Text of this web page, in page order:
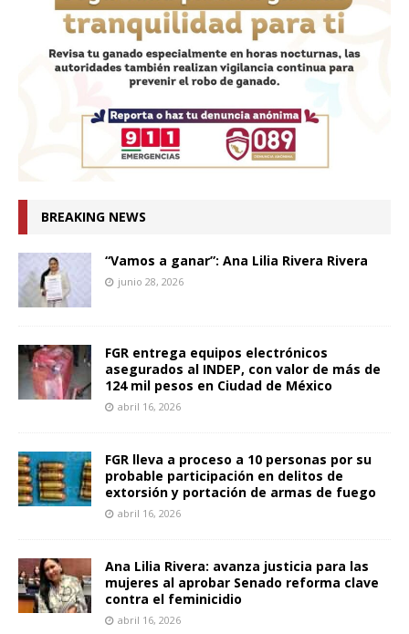
BREAKING NEWS
“Vamos a ganar”: Ana Lilia Rivera Rivera
junio 28, 2026
FGR entrega equipos electrónicos
asegurados al INDEP, con valor de más de
124 mil pesos en Ciudad de México
abril 16, 2026
FGR lleva a proceso a 10 personas por su
probable participación en delitos de
extorsión y portación de armas de fuego
abril 16, 2026
Ana Lilia Rivera: avanza justicia para las
mujeres al aprobar Senado reforma clave
contra el feminicidio
abril 16, 2026